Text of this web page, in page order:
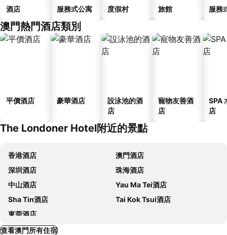
酒店 服務式公寓 度假村 旅館 服務
澳門熱門酒店類別
平價酒店 豪華酒店
設泳池的酒
店
寵物友善酒
店
SPA
店
The Londoner Hotel附近的景點
香港酒店
澳門酒店
深圳酒店
珠海酒店
中山酒店
Yau Ma Tei酒店
Sha Tin酒店
Tai Kok Tsui酒店
東莞酒店
查看澳門所有住宿